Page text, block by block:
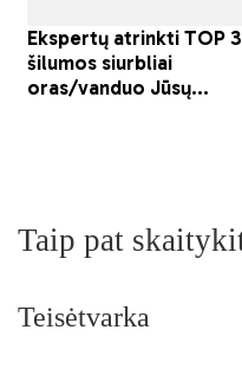
Taip pat
Teisėtvarka